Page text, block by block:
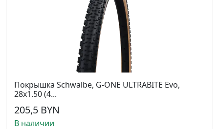
Покрышка Schwalbe, G-ONE ULTRABITE Evo,
28x1.50 (4...
205,5 BYN
В наличии